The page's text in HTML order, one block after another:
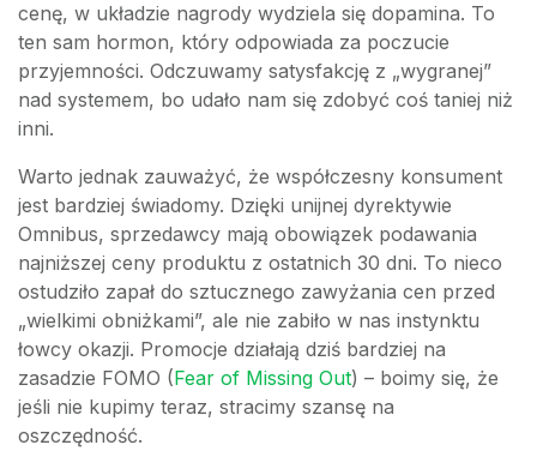
cenę, w układzie nagrody wydziela się dopamina. To
ten sam hormon, który odpowiada za poczucie
przyjemności. Odczuwamy satysfakcję z „wygranej”
nad systemem, bo udało nam się zdobyć coś taniej niż
inni.
Warto jednak zauważyć, że współczesny konsument
jest bardziej świadomy. Dzięki unijnej dyrektywie
Omnibus, sprzedawcy mają obowiązek podawania
najniższej ceny produktu z ostatnich 30 dni. To nieco
ostudziło zapał do sztucznego zawyżania cen przed
„wielkimi obniżkami”, ale nie zabiło w nas instynktu
łowcy okazji. Promocje działają dziś bardziej na
zasadzie FOMO (Fear of Missing Out) – boimy się, że
jeśli nie kupimy teraz, stracimy szansę na
oszczędność.